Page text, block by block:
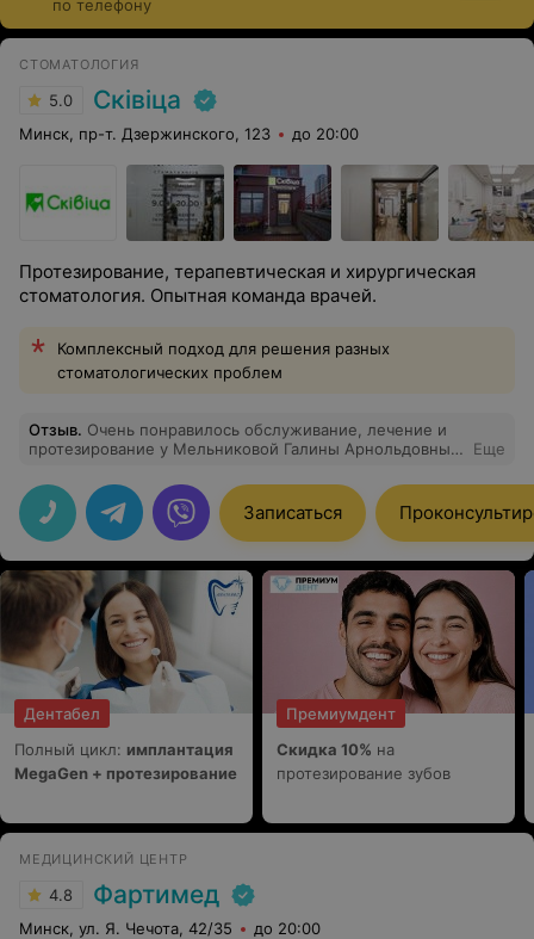
современные съемные конструкции не ощущаются в
ротовой полости и максимально комфортны в
ежедневной носке. Стоимость услуг варьируется и
зависит от выбранного типа протезирования,
материалов и производителя.
по телефону
СТОМАТОЛОГИЯ
5.0 Сківіца
Минск, пр-т. Дзержинского, 123 до 20:00
Протезирование, терапевтическая и хирургическая
стоматология. Опытная команда врачей.
Комплексный подход для решения разных
стоматологических проблем
Отзыв. Очень понравилось обслуживание, лечение и
протезирование у Мельниковой Галины Арнольдовны и
Еще
Записаться
Дентабел
Полный цикл: имплантация
MegaGen + протезирование
Премиумдент
Скидка 10% на
протезирование зубов
МЕДИЦИНСКИЙ ЦЕНТР
4.8 Фартимед
Минск, ул. Я. Чечота, 42/35 до 20:00